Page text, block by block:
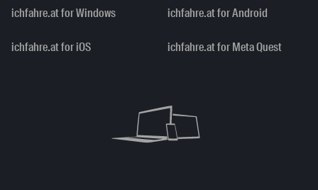
ichfahre.at for Windows ichfahre.at for Android
ichfahre.at for iOS ichfahre.at for Meta Quest